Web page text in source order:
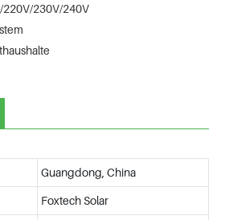
220V/230V/240V
Guangdong, China
Foxtech Solar